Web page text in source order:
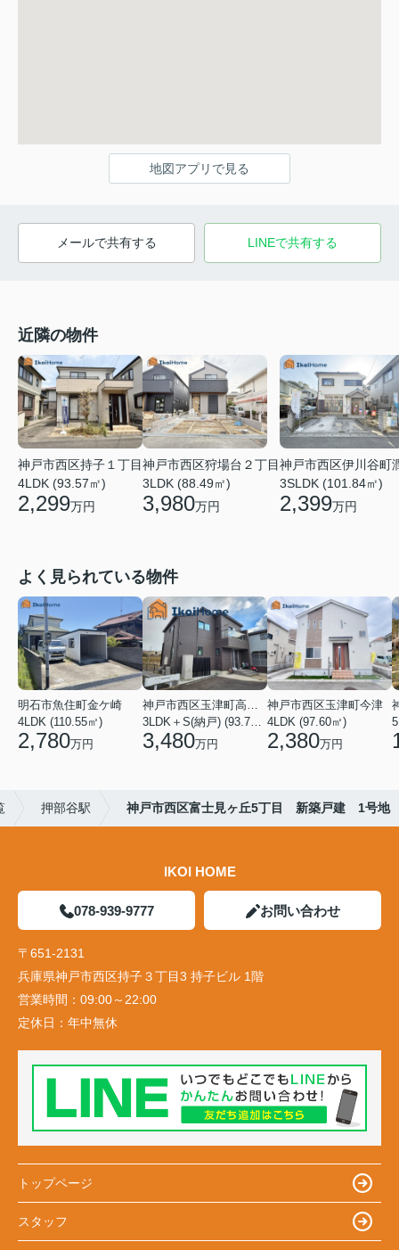
地図アプリで見る
メールで共有する LINEで共有する
近隣の物件
神戸市西区持子１丁目
4LDK (93.57㎡)
2,299万円
神戸市西区狩場台２丁目
3LDK (88.49㎡)
3,980万円
神戸市西区伊川谷町
3SLDK (101.84㎡)
2,399万円
よく見られている物件
明石市魚住町金ケ崎
4LDK (110.55㎡)
2,780万円
神戸市西区玉津町高津橋
3LDK＋S(納戸) (93.74㎡)
3,480万円
神戸市西区玉津町今津
4LDK (97.60㎡)
2,380万円
押部谷駅 神戸市西区富士見ヶ丘5丁目 新築戸建 1号地
IKOI HOME
078-939-9777 お問い合わせ
〒651-2131
兵庫県神戸市西区持子３丁目3 持子ビル 1階
営業時間： 09:00～22:00
定休日： 年中無休
トップページ
スタッフ